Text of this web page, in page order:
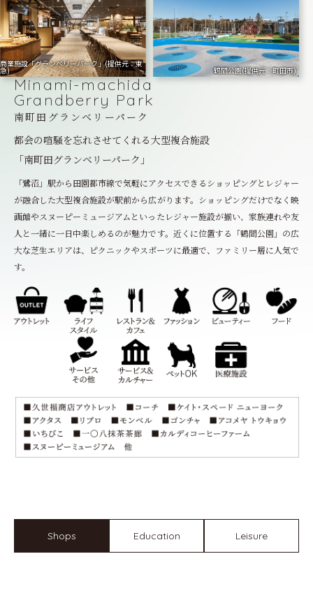
商業施設「グランベリーパーク」(提供元：東
急) 鶴間公園(提供元：町田市)
Minami-machida
Grandberry Park
南町田グランベリーパーク
都会の喧騒を忘れさせてくれる大型複合施設
「南町田グランベリーパーク」
「鷺沼」駅から田園都市線で気軽にアクセスできるショッピングとレジャー
が融合した大型複合施設が駅前から広がります。ショッピングだけでなく映
画館やスヌーピーミュージアムといったレジャー施設が揃い、家族連れや友
人と一緒に一日中楽しめるのが魅力です。近くに位置する「鶴間公園」の広
大な芝生エリアは、ピクニックやスポーツに最適で、ファミリー層に人気で
す。
Shops Education Leisure